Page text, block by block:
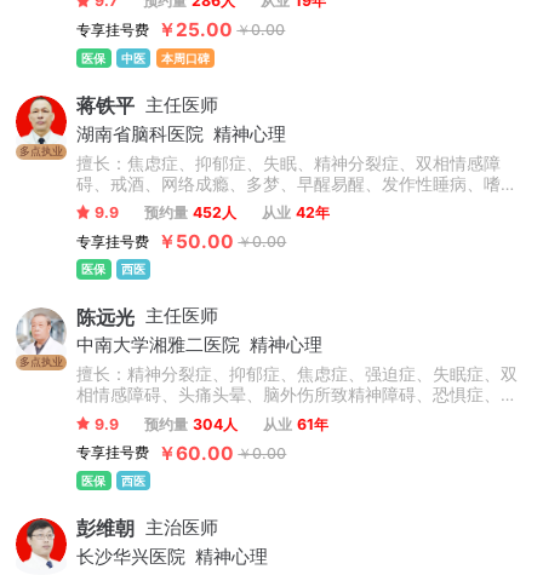
专享挂号费
￥25.00 ￥0.00
医保 中医 本周口碑
多点执业
蒋铁平 主任医师
湖南省脑科医院 精神心理
擅长：焦虑症、抑郁症、失眠、精神分裂症、双相情感障
碍、戒酒、网络成瘾、多梦、早醒易醒、发作性睡病、嗜
睡、情绪异常、耳鸣脑鸣、胸气短、植物神经系乱、神经衰
弱、神经官能症等心身及精神心理疾病的诊断及治疗；擅长
于厌学、叛逆、学习困难、注意缺陷多动障碍、情感障碍及
情绪行为障碍的临床诊治。治疗中十分注重结合患者个体差
9.9 预约量 452人 从业 42年
专享挂号费
￥50.00 ￥0.00
医保 西医
多点执业
陈远光 主任医师
中南大学湘雅二医院 精神心理
擅长：精神分裂症、抑郁症、焦虑症、强迫症、失眠症、双
相情感障碍、头痛头晕、脑外伤所致精神障碍、恐惧症、心
理障碍、睡眠障碍、神经症、癔症、儿童多动症、自闭症等
精神科各种疾病及疑难杂症的诊疗。
9.9 预约量 304人 从业 61年
专享挂号费
￥60.00 ￥0.00
医保 西医
彭维朝 主治医师
长沙华兴医院 精神心理